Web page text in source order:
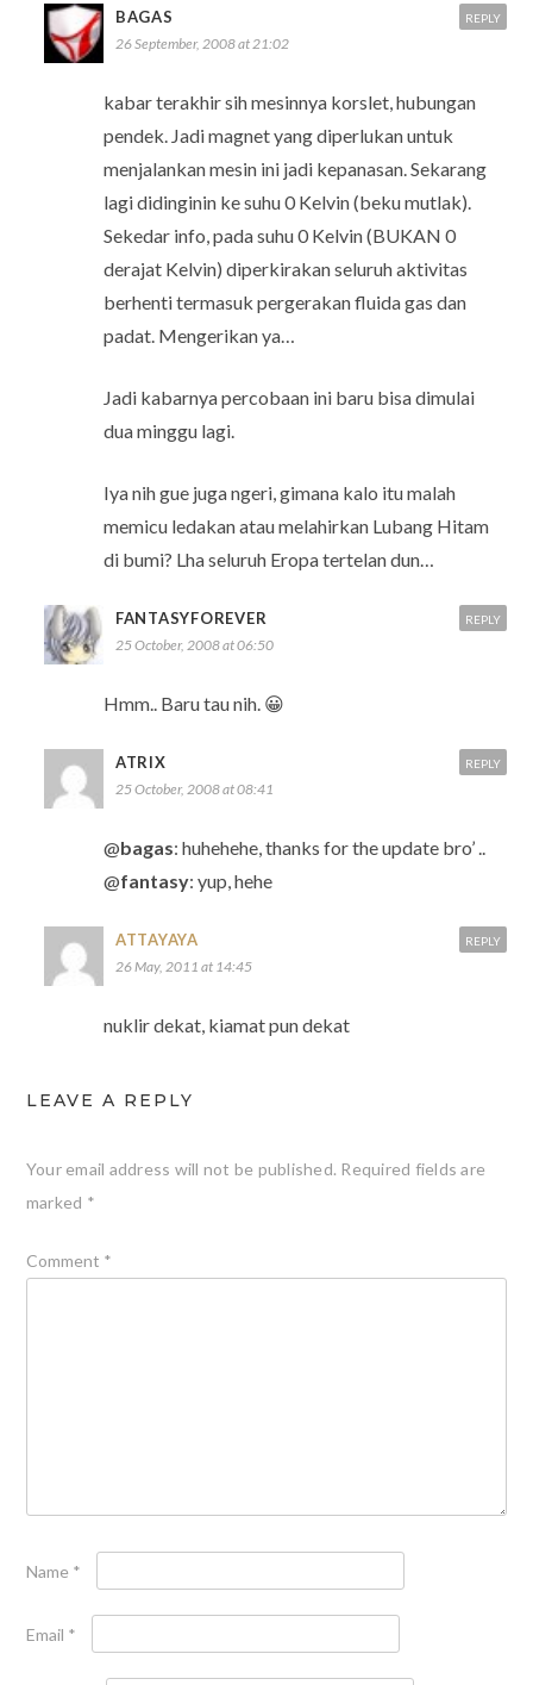
BAGAS
26 September, 2008 at 21:02
kabar terakhir sih mesinnya korslet, hubungan
pendek. Jadi magnet yang diperlukan untuk
menjalankan mesin ini jadi kepanasan. Sekarang
lagi didinginin ke suhu 0 Kelvin (beku mutlak).
Sekedar info, pada suhu 0 Kelvin (BUKAN 0
derajat Kelvin) diperkirakan seluruh aktivitas
berhenti termasuk pergerakan fluida gas dan
padat. Mengerikan ya…
Jadi kabarnya percobaan ini baru bisa dimulai
dua minggu lagi.
Iya nih gue juga ngeri, gimana kalo itu malah
memicu ledakan atau melahirkan Lubang Hitam
di bumi? Lha seluruh Eropa tertelan dun…
REPLY
FANTASYFOREVER
25 October, 2008 at 06:50
Hmm.. Baru tau nih. 😀
REPLY
ATRIX
25 October, 2008 at 08:41
@bagas: huhehehe, thanks for the update bro’ ..
@fantasy: yup, hehe
REPLY
ATTAYAYA
26 May, 2011 at 14:45
nuklir dekat, kiamat pun dekat
REPLY
LEAVE A REPLY
Your email address will not be published. Required fields are
marked *
Comment *
Name *
Email *